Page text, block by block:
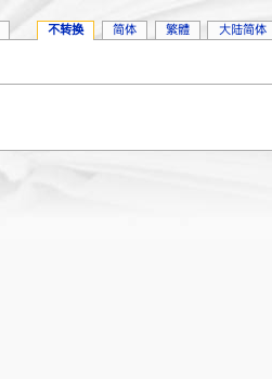
不转换 简体 繁體 大陆简体